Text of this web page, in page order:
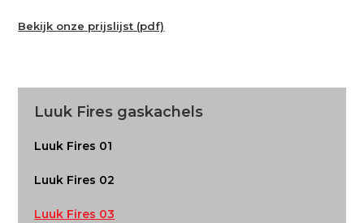
Bekijk onze prijslijst (pdf)
Sidebar
Luuk Fires gaskachels
Luuk Fires 01
Luuk Fires 02
Luuk Fires 03